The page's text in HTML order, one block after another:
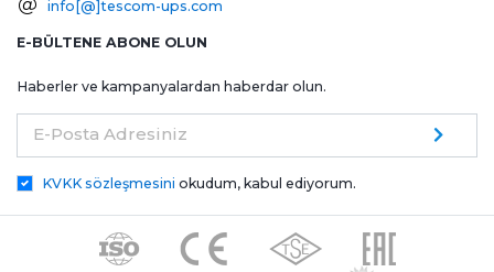
info[@]tescom-ups.com
E-BÜLTENE ABONE OLUN
Haberler ve kampanyalardan haberdar olun.
E-Posta Adresiniz
KVKK sözleşmesini okudum, kabul ediyorum.